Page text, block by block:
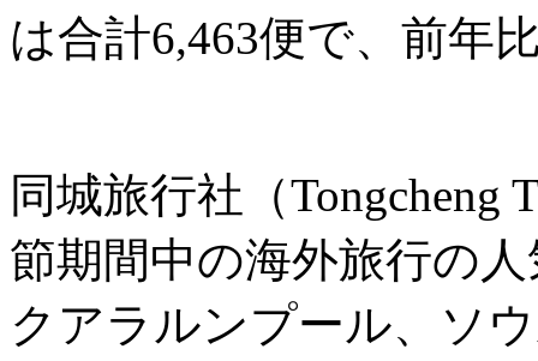
は合計6,463便で、前年
同城旅行社（
節期間中の海外旅行の
クアラルンプール、ソ